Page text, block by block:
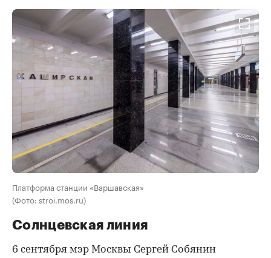
Платформа станции «Варшавская»
(Фото: stroi.mos.ru)
Солнцевская линия
6 сентября мэр Москвы Сергей Собянин